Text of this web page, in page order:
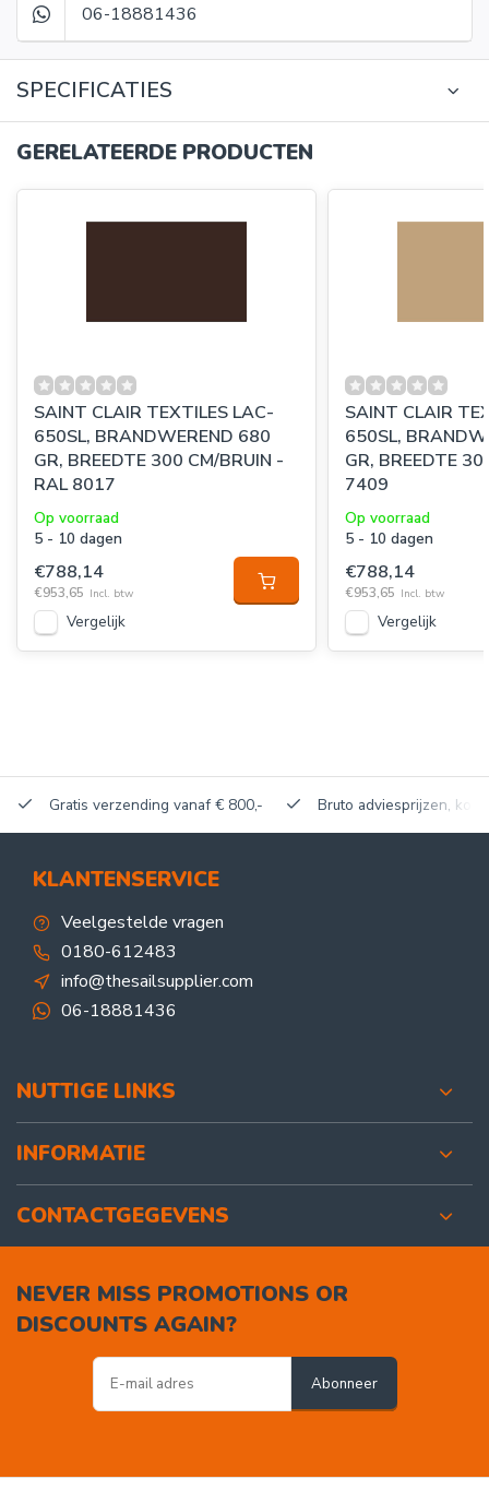
06-18881436
SPECIFICATIES
GERELATEERDE PRODUCTEN
SAINT CLAIR TEXTILES LAC-
650SL, BRANDWEREND 680
GR, BREEDTE 300 CM/BRUIN -
RAL 8017
Op voorraad
5 - 10 dagen
€788,14
€953,65 Incl. btw
Vergelijk
SAINT CLAIR
650SL,
GR, BREEDTE
7409
Op voorraad
5 - 10 dagen
€788,14
€953,65 Incl. btw
Vergelijk
Gratis verzending vanaf € 800,- Bruto adviesprijzen,
KLANTENSERVICE
Veelgestelde vragen
0180-612483
info@thesailsupplier.com
06-18881436
NUTTIGE LINKS
INFORMATIE
CONTACTGEGEVENS
NEVER MISS PROMOTIONS OR
DISCOUNTS AGAIN?
Abonneer